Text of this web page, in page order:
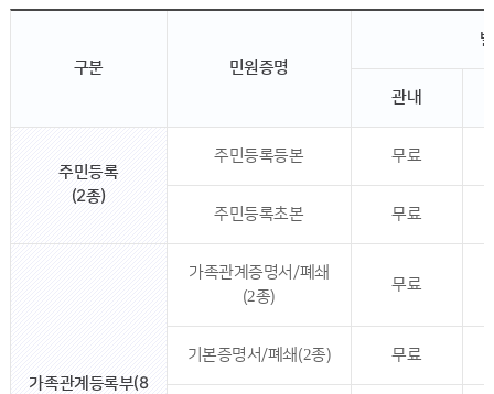
구분 민원증명
관내
주민등록
(2종)
주민등록등본 무료
주민등록초본 무료
가족관계등록부(8
가족관계증명서/폐쇄
(2종)
무료
기본증명서/폐쇄(2종) 무료